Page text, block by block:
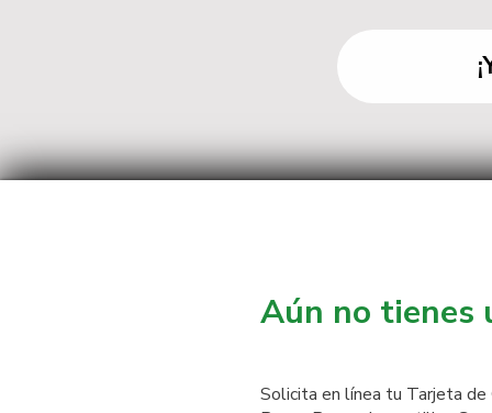
Aún no tienes
Solicita en línea tu Tarjeta